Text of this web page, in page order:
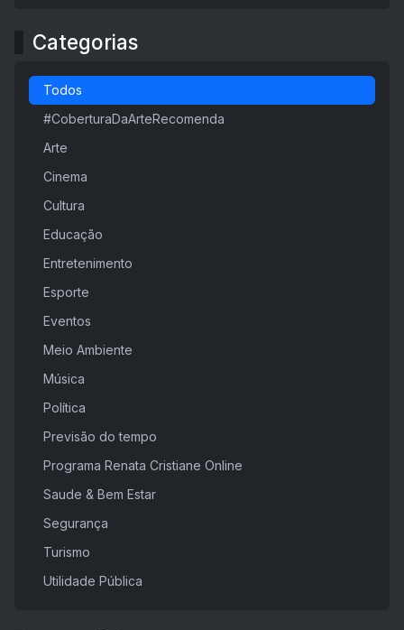
Categorias
Todos
#CoberturaDaArteRecomenda
Arte
Cinema
Cultura
Educação
Entretenimento
Esporte
Eventos
Meio Ambiente
Música
Política
Previsão do tempo
Programa Renata Cristiane Online
Saude & Bem Estar
Segurança
Turismo
Utilidade Pública